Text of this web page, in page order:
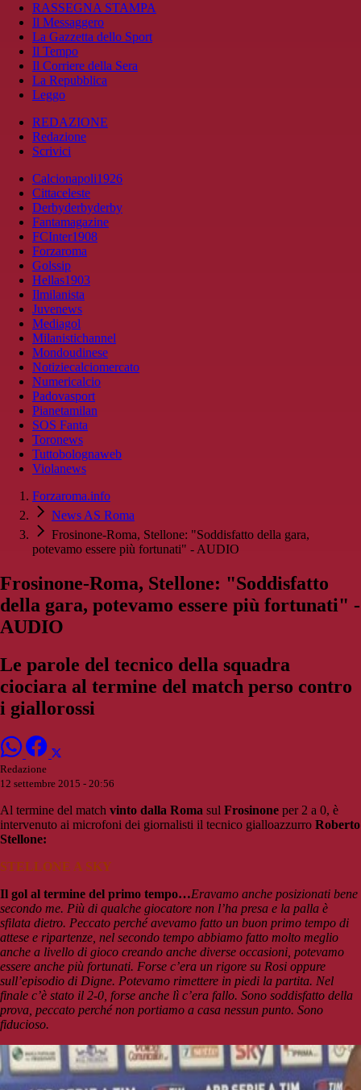
RASSEGNA STAMPA
Il Messaggero
La Gazzetta dello Sport
Il Tempo
Il Corriere della Sera
La Repubblica
Leggo
REDAZIONE
Redazione
Scrivici
Calcionapoli1926
Cittaceleste
Derbyderbyderby
Fantamagazine
FCInter1908
Forzaroma
Golssip
Hellas1903
Ilmilanista
Juvenews
Mediagol
Milanistichannel
Mondoudinese
Notiziecalciomercato
Numericalcio
Padovasport
Pianetamilan
SOS Fanta
Toronews
Tuttobolognaweb
Violanews
Forzaroma.info
News AS Roma
Frosinone-Roma, Stellone: "Soddisfatto della gara,
potevamo essere più fortunati" - AUDIO
Frosinone-Roma, Stellone: "Soddisfatto
della gara, potevamo essere più fortunati" -
AUDIO
Le parole del tecnico della squadra
ciociara al termine del match perso contro
i giallorossi
Redazione
12 settembre 2015 - 20:56
Al termine del match vinto dalla Roma sul Frosinone per 2 a 0, è
intervenuto ai microfoni dei giornalisti il tecnico gialloazzurro Roberto
Stellone:
STELLONE A SKY
Il gol al termine del primo tempo…Eravamo anche posizionati bene
secondo me. Più di qualche giocatore non l’ha presa e la palla è
sfilata dietro. Peccato perché avevamo fatto un buon primo tempo di
attese e ripartenze, nel secondo tempo abbiamo fatto molto meglio
anche a livello di gioco creando anche diverse occasioni, potevamo
essere anche più fortunati. Forse c’era un rigore su Rosi oppure
sull’episodio di Digne. Potevamo rimettere in piedi la partita. Nel
finale c’è stato il 2-0, forse anche lì c’era fallo. Sono soddisfatto della
prova, peccato perché non portiamo a casa nessun punto. Sono
fiducioso.